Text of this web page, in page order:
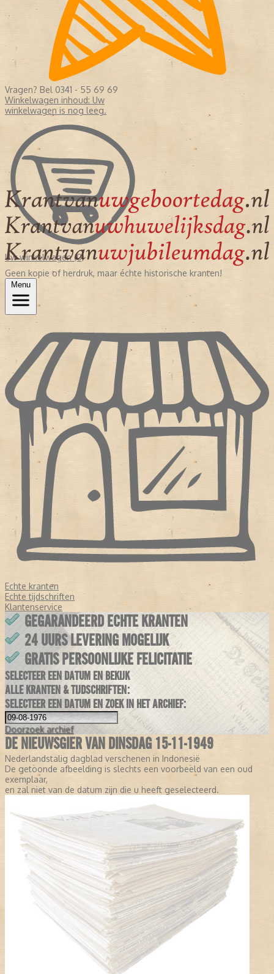
Vragen? Bel 0341 - 55 69 69
Winkelwagen inhoud: Uw
winkelwagen is nog leeg.
Uw winkelwagen (0)
Geen kopie of herdruk, maar échte historische kranten!
Menu
Echte kranten
Echte tijdschriften
Klantenservice
GEGARANDEERD ECHTE KRANTEN
24 UURS LEVERING MOGELIJK
GRATIS PERSOONLIJKE FELICITATIE
SELECTEER EEN DATUM EN BEKIJK
ALLE KRANTEN & TIJDSCHRIFTEN:
SELECTEER EEN DATUM EN ZOEK IN HET ARCHIEF:
Doorzoek archief
DE NIEUWSGIER VAN DINSDAG 15-11-1949
Nederlandstalig dagblad verschenen in Indonesië
De getoonde afbeelding is slechts een voorbeeld van een oud
exemplaar,
en zal niet van de datum zijn die u heeft geselecteerd.